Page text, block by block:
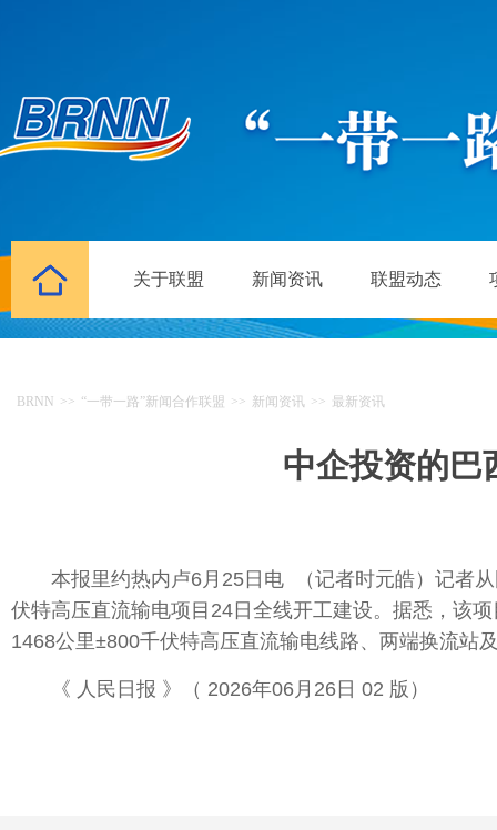
关于联盟 新闻资讯 联盟动态
BRNN >> “一带一路”新闻合作联盟 >> 新闻资讯 >> 最新资讯
中企投资的巴
本报里约热内卢6月25日电 （记者时元皓）记者从
伏特高压直流输电项目24日全线开工建设。据悉，该
1468公里±800千伏特高压直流输电线路、两端换流站
《 人民日报 》（ 2026年06月26日 02 版）